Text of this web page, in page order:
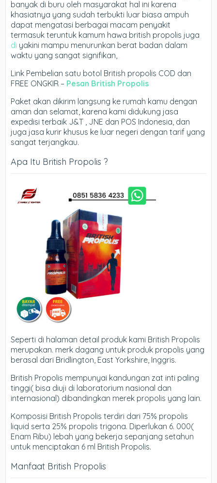
banyak di buru oleh masyarakat hal ini karena
khasiatnya yang sudah terbukti luar biasa ampuh
dapat mengatasi berbagai macam penyakit
termasuk teruntuk kamum hawa british propolis juga
di yakini mampu menurunkan berat badan dalam
waktu yang sangat signifikan,
Link Pembelian satu botol British propolis COD dan
FREE ONGKIR – Pesan British Propolis
Paket akan dikirim langsung ke rumah kamu dengan
aman dan selamat, karena kami didukung jasa
expedisi terbaik J&T , JNE dan POS Indonesia, dan
juga jasa kurir khusus ke luar negeri dengan tarif yang
sangat terjangkau.
Apa Itu British Propolis ?
Seperti di halaman detail produk kami British Propolis
merupakan. merk dagang untuk produk propolis yang
berasal dari Bridlington, East Yorkshire, Inggris.
British Propolis mempunyai kandungan zat inti paling
tinggi( bisa diuji di laboratorium nasional dan
internasional) dibandingkan merek propolis yang lain.
Komposisi British Propolis terdiri dari 75% propolis
liquid serta 25% propolis trigona. Diperlukan 6. 000(
Enam Ribu) lebah yang bekerja sepanjang setahun
untuk menciptakan 6 ml British Propolis.
Manfaat British Propolis